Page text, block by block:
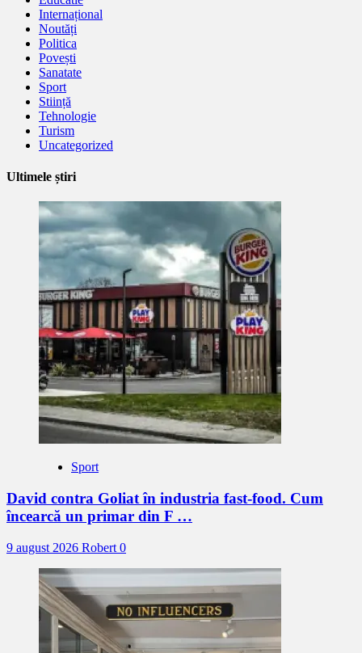
Internațional
Noutăți
Politica
Povești
Sanatate
Sport
Stiință
Tehnologie
Turism
Uncategorized
Ultimele știri
Sport
David contra Goliat în industria fast-food. Cum
încearcă un primar din F …
9 august 2026 Robert 0